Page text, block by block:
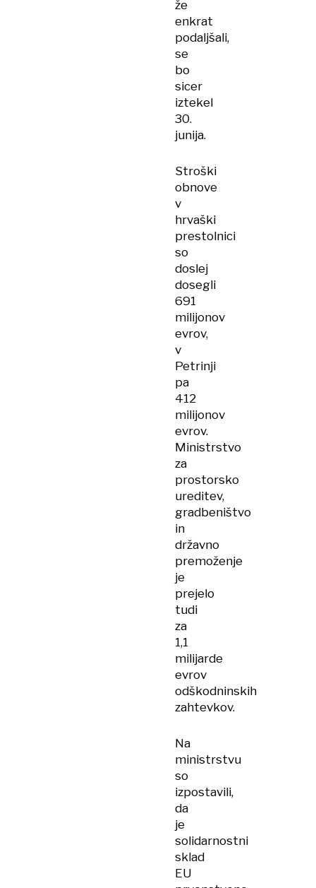
že
enkrat
podaljšali,
se
bo
sicer
iztekel
30.
junija.
Stroški
obnove
v
hrvaški
prestolnici
so
doslej
dosegli
691
milijonov
evrov,
v
Petrinji
pa
412
milijonov
evrov.
Ministrstvo
za
prostorsko
ureditev,
gradbeništvo
in
državno
premoženje
je
prejelo
tudi
za
1,1
milijarde
evrov
odškodninskih
zahtevkov.
Na
ministrstvu
so
izpostavili,
da
je
solidarnostni
sklad
EU